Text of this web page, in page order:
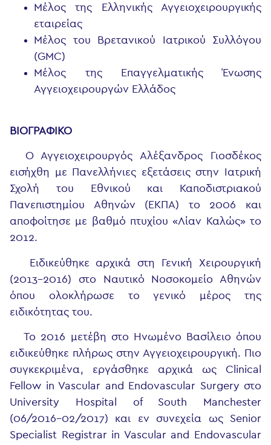
Μέλος της Ελληνικής Αγγειοχειρουργικής
εταιρείας
Μέλος του Βρετανικού Ιατρικού Συλλόγου
(GMC)
Μέλος της Επαγγελματικής Ένωσης
Αγγειοχειρουργών Ελλάδος
ΒΙΟΓΡΑΦΙΚΟ
Ο Αγγειοχειρουργός Αλέξανδρος Γιοσδέκος
εισήχθη με Πανελλήνιες εξετάσεις στην Ιατρική
Σχολή του Εθνικού και Καποδιστριακού
Πανεπιστημίου Αθηνών (ΕΚΠΑ) το 2006 και
αποφοίτησε με βαθμό πτυχίου «Λίαν Καλώς» το
2012.
Ειδικεύθηκε αρχικά στη Γενική Χειρουργική
(2013-2016) στο Ναυτικό Νοσοκομείο Αθηνών
όπου ολοκλήρωσε το γενικό μέρος της
ειδικότητας του.
Το 2016 μετέβη στο Ηνωμένο Βασίλειο όπου
ειδικεύθηκε πλήρως στην Αγγειοχειρουργική. Πιο
συγκεκριμένα, εργάσθηκε αρχικά ως Clinical
Fellow in Vascular and Endovascular Surgery στο
University Hospital of South Manchester
(06/2016-02/2017) και εν συνεχεία ως Senior
Specialist Registrar in Vascular and Endovascular